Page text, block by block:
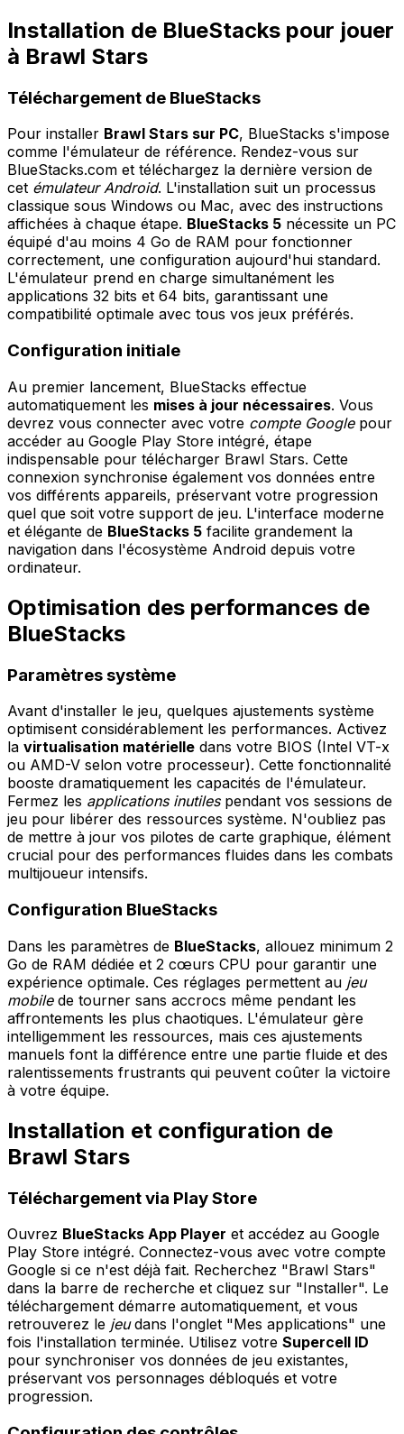
Installation de BlueStacks pour jouer
à Brawl Stars
Téléchargement de BlueStacks
Pour installer Brawl Stars sur PC, BlueStacks s'impose
comme l'émulateur de référence. Rendez-vous sur
BlueStacks.com et téléchargez la dernière version de
cet émulateur Android. L'installation suit un processus
classique sous Windows ou Mac, avec des instructions
affichées à chaque étape. BlueStacks 5 nécessite un PC
équipé d'au moins 4 Go de RAM pour fonctionner
correctement, une configuration aujourd'hui standard.
L'émulateur prend en charge simultanément les
applications 32 bits et 64 bits, garantissant une
compatibilité optimale avec tous vos jeux préférés.
Configuration initiale
Au premier lancement, BlueStacks effectue
automatiquement les mises à jour nécessaires. Vous
devrez vous connecter avec votre compte Googlepour
accéder au Google Play Store intégré, étape
indispensable pour télécharger Brawl Stars. Cette
connexion synchronise également vos données entre
vos différents appareils, préservant votre progression
quel que soit votre support de jeu. L'interface moderne
et élégante de BlueStacks 5 facilite grandement la
navigation dans l'écosystème Android depuis votre
ordinateur.
Optimisation des performances de
BlueStacks
Paramètres système
Avant d'installer le jeu, quelques ajustements système
optimisent considérablement les performances. Activez
la virtualisation matérielle dans votre BIOS (Intel VT-x
ou AMD-V selon votre processeur). Cette fonctionnalité
booste dramatiquement les capacités de l'émulateur.
Fermez les applications inutilespendant vos sessions de
jeu pour libérer des ressources système. N'oubliez pas
de mettre à jour vos pilotes de carte graphique, élément
crucial pour des performances fluides dans les combats
multijoueur intensifs.
Configuration BlueStacks
Dans les paramètres de BlueStacks, allouez minimum 2
Go de RAM dédiée et 2 cœurs CPU pour garantir une
expérience optimale. Ces réglages permettent au jeu
mobilede tourner sans accrocs même pendant les
affrontements les plus chaotiques. L'émulateur gère
intelligemment les ressources, mais ces ajustements
manuels font la différence entre une partie fluide et des
ralentissements frustrants qui peuvent coûter la victoire
à votre équipe.
Installation et configuration de
Brawl Stars
Téléchargement via Play Store
Ouvrez BlueStacks App Player et accédez au Google
Play Store intégré. Connectez-vous avec votre compte
Google si ce n'est déjà fait. Recherchez "Brawl Stars"
dans la barre de recherche et cliquez sur "Installer". Le
téléchargement démarre automatiquement, et vous
retrouverez le jeudans l'onglet "Mes applications" une
fois l'installation terminée. Utilisez votre Supercell ID
pour synchroniser vos données de jeu existantes,
préservant vos personnages débloqués et votre
progression.